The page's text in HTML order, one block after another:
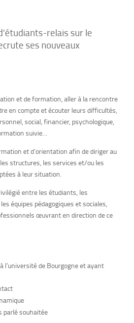
relais sur le
ses nouveaux
et de formation, aller à la rencontre
en compte et écouter leurs difficultés,
social, financier, psychologique,
suivie…
et d’orientation afin de diriger au
structures, les services et/ou les
à leur situation.
entre les étudiants, les
équipes pédagogiques et sociales,
œuvrant en direction de ce
l’université de Bourgogne et ayant
parlé souhaitée